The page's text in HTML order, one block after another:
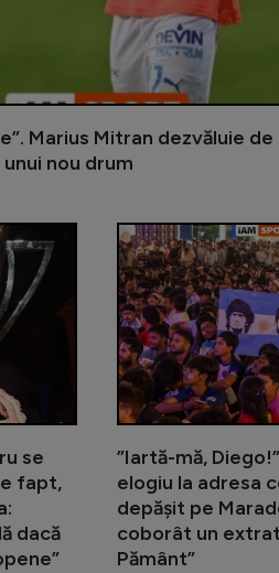
Marius Mitran dezvăluie de
nou drum
Răureanu explică de ce și-
Ghinionul lui Hagi: nimeni
se
fapt,
dacă
”Iartă-mă,
elogiu la adresa
depășit pe
coborât un
Pământ”